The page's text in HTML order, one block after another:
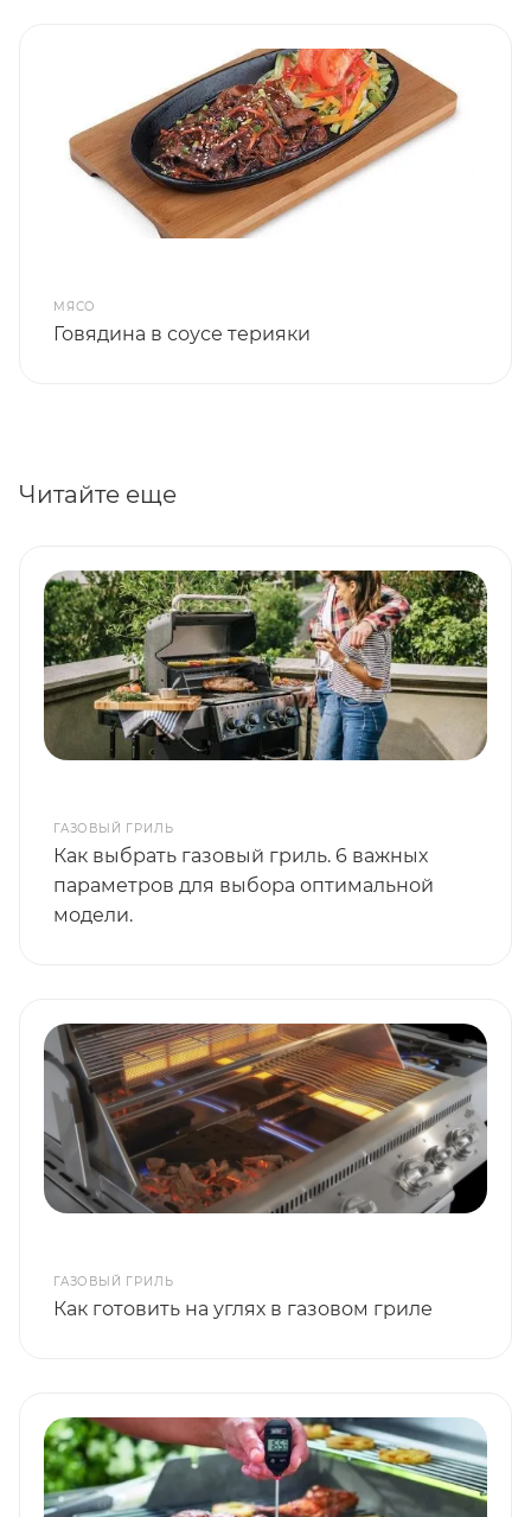
МЯСО
Говядина в соусе терияки
Читайте еще
ГАЗОВЫЙ ГРИЛЬ
Как выбрать газовый гриль. 6 важных
параметров для выбора оптимальной
модели.
ГАЗОВЫЙ ГРИЛЬ
Как готовить на углях в газовом гриле